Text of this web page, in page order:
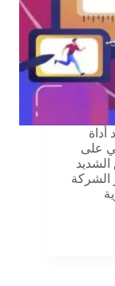
على
الشركة